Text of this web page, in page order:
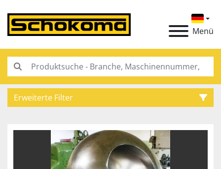
Menü
Erweiterte Filter